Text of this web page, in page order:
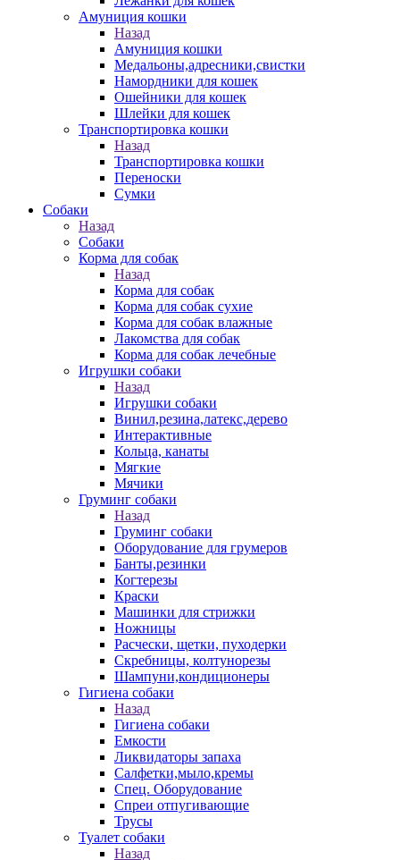
Амуниция кошки
Назад
Амуниция кошки
Медальоны,адресники,свистки
Намордники для кошек
Ошейники для кошек
Шлейки для кошек
Транспортировка кошки
Назад
Транспортировка кошки
Переноски
Сумки
Собаки
Назад
Собаки
Корма для собак
Назад
Корма для собак
Корма для собак сухие
Корма для собак влажные
Лакомства для собак
Корма для собак лечебные
Игрушки собаки
Назад
Игрушки собаки
Винил,резина,латекс,дерево
Интерактивные
Кольца, канаты
Мягкие
Мячики
Груминг собаки
Назад
Груминг собаки
Оборудование для грумеров
Банты,резинки
Когтерезы
Краски
Машинки для стрижки
Ножницы
Расчески, щетки, пуходерки
Скребницы, колтунорезы
Шампуни,кондиционеры
Гигиена собаки
Назад
Гигиена собаки
Емкости
Ликвидаторы запаха
Салфетки,мыло,кремы
Спец. Оборудование
Спреи отпугивающие
Трусы
Туалет собаки
Назад